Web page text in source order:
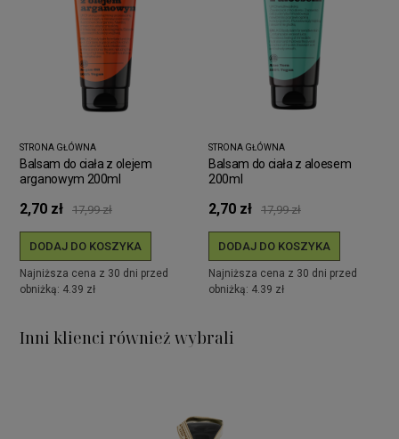
STRONA GŁÓWNA
Balsam do ciała z olejem
arganowym 200ml
2,70 zł 17,99 zł
DODAJ DO KOSZYKA
Najniższa cena z 30 dni przed
obniżką: 4.39 zł
STRONA GŁÓWNA
Balsam do ciała z aloesem
200ml
2,70 zł 17,99 zł
DODAJ DO KOSZYKA
Najniższa cena z 30 dni przed
obniżką: 4.39 zł
Inni klienci również wybrali